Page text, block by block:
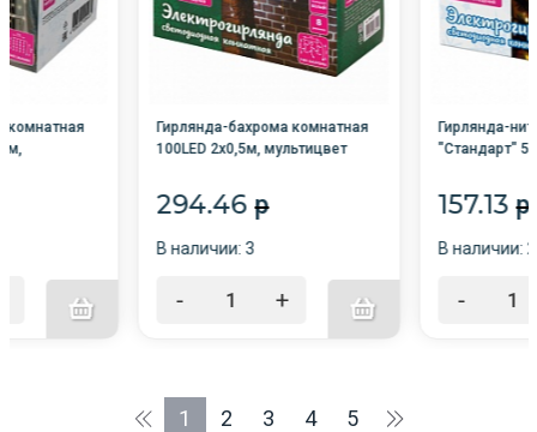
комнатная
Гирлянда-бахрома комнатная
100LED 2х0,5м, мультицвет
294.46 p
В наличии: 3
- +
Гирлянда-
"Стандарт"
СКАЗКА
157.13 p
В наличии: 2
-
1 2 3 4 5